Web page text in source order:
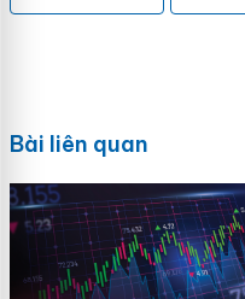
Bài liên quan